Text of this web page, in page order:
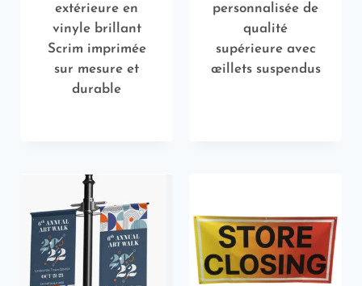
extérieure en
vinyle brillant
Scrim imprimée
sur mesure et
durable
personnalisée de
qualité
supérieure avec
œillets suspendus